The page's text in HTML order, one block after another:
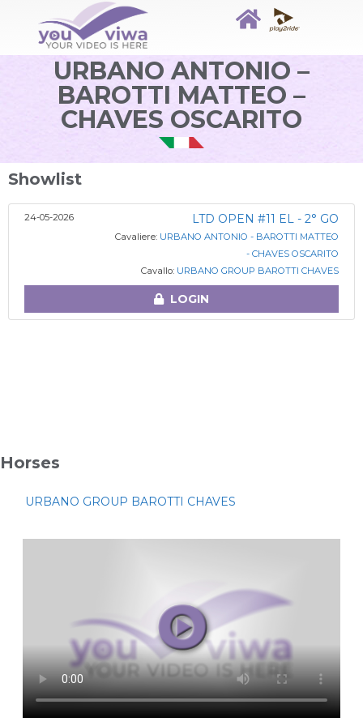
URBANO ANTONIO –
BAROTTI MATTEO –
CHAVES OSCARITO
Showlist
24-05-2026 LTD OPEN #11 EL - 2° GO
Cavaliere: URBANO ANTONIO - BAROTTI MATTEO
- CHAVES OSCARITO
Cavallo: URBANO GROUP BAROTTI CHAVES
LOGIN
Horses
URBANO GROUP BAROTTI CHAVES